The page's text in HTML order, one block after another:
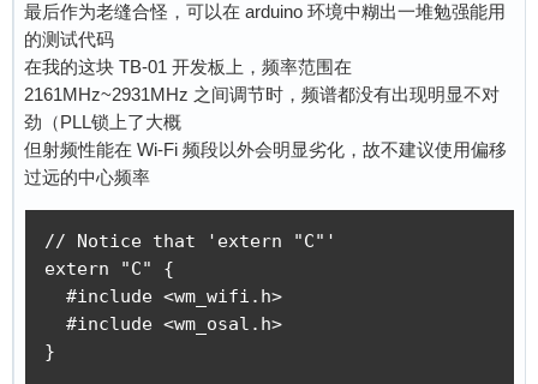
最后作为老缝合怪，可以在 arduino 环境中糊出一堆勉强能用
的测试代码
在我的这块 TB-01 开发板上，频率范围在
2161MHz~2931MHz 之间调节时，频谱都没有出现明显不对
劲（PLL锁上了大概
但射频性能在 Wi-Fi 频段以外会明显劣化，故不建议使用偏移
过远的中心频率
// Notice that 'extern "C"'
extern "C" {
  #include <wm_wifi.h>
  #include <wm_osal.h>
}